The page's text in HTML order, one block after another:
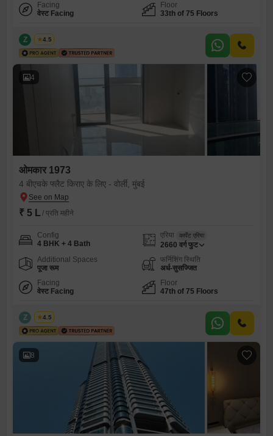
Facing
वेस्ट Facing
Floor
33th of 75 Floors
Z Zeltro
4.5
4
ओमकार 1973
4 बीएचके फ्लैट किराए के लिए - वोर्ली, मुंबई
₹ 5 L / प्रति महीने
Config
4 BHK + 4 Bath
एरिया कार्पेट एरिया
2660 वर्ग फुट
Additional Spaces
पूजा रूम
फर्निशिंग स्थिति
अर्ध-सुसज्जित
Facing
वेस्ट Facing
Floor
47th of 75 Floors
Z Zeltro
4.5
8